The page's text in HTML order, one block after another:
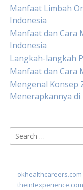
Manfaat Limbah
Indonesia
Manfaat dan Cara
Indonesia
Langkah-langkah
Manfaat dan Cara
Mengenal Konsep
Menerapkannya di
Search
for:
okhealthcareers.com
theintexperience.com